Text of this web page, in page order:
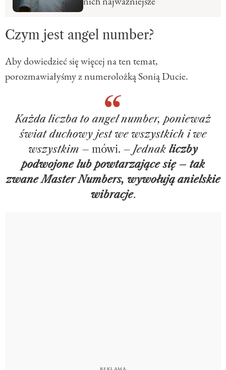
Czym jest angel number?
Aby dowiedzieć się więcej na ten temat,
porozmawiałyśmy z numerolożką Sonią Ducie.
Każda liczba to angel number, ponieważ
świat duchowy jest we wszystkich i we
wszystkim – mówi. – Jednak liczby
podwojone lub powtarzające się – tak
zwane Master Numbers, wywołują anielskie
wibracje.